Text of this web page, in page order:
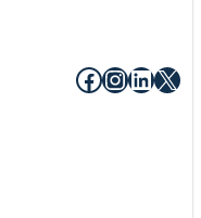
Facebook
X